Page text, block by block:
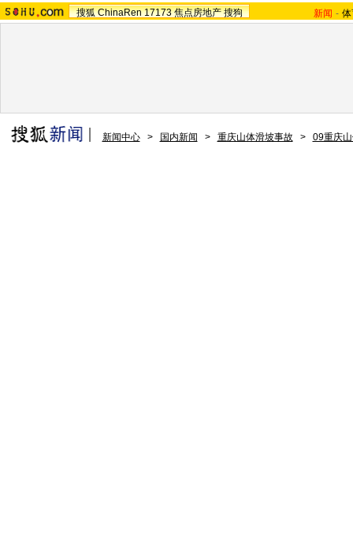
搜狐 ChinaRen 17173 焦点房地产 搜狗 新闻 -
新闻中心 > 国内新闻 > 重庆山体滑坡事故 > 09重庆